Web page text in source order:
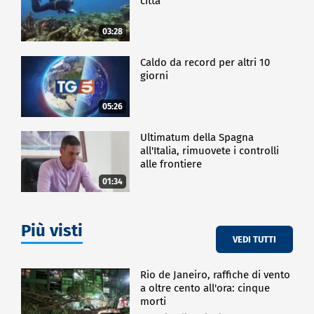
Regionale degli Studenti.
SPETTACOLO
03:28
05:26
Caldo da record per altri 10
giorni
01:34
Ultimatum della Spagna
all'Italia, rimuovete i controlli
alle frontiere
Più visti VEDI TUTTI
Rio de Janeiro, raffiche di vento
a oltre cento all'ora: cinque
morti